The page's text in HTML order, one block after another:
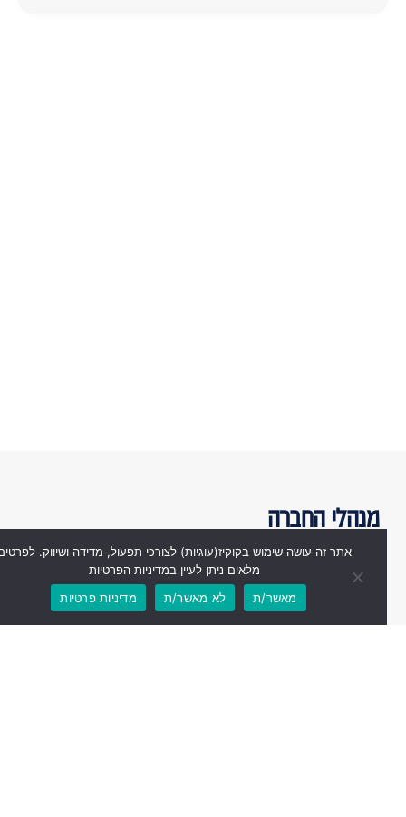
מנהלי החברה
אתר זה עושה שימוש בקוקיז(עוגיות) לצורכי תפעול, מדידה ושיווק. לפרטים
מלאים ניתן לעיין במדיניות הפרטיות
מאשר/ת
לא מאשר/ת מדיניות פרטיות